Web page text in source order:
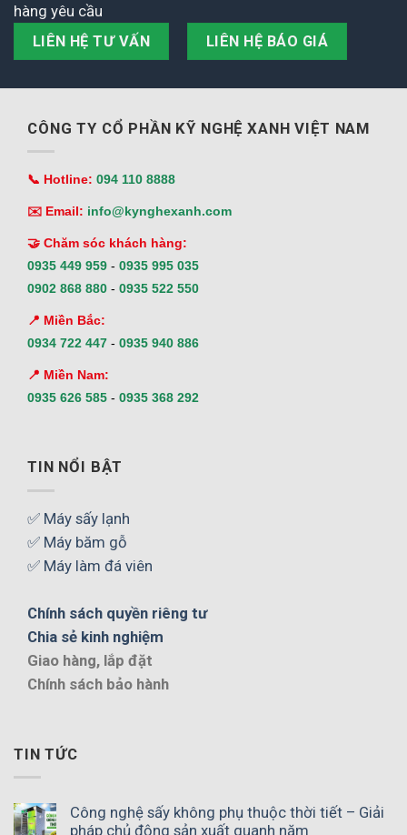
hàng yêu cầu
LIÊN HỆ TƯ VẤN LIÊN HỆ BÁO GIÁ
CÔNG TY CỔ PHẦN KỸ NGHỆ XANH VIỆT NAM
📞 Hotline: 094 110 8888
✉️ Email: info@kynghexanh.com
🤝 Chăm sóc khách hàng:
0935 449 959 - 0935 995 035
0902 868 880 - 0935 522 550
📍 Miền Bắc:
0934 722 447 - 0935 940 886
📍 Miền Nam:
0935 626 585 - 0935 368 292
TIN NỔI BẬT
✅ Máy sấy lạnh
✅ Máy băm gỗ
✅ Máy làm đá viên
Chính sách quyền riêng tư
Chia sẻ kinh nghiệm
Giao hàng, lắp đặt
Chính sách bảo hành
TIN TỨC
Công nghệ sấy không phụ thuộc thời tiết – Giải
pháp chủ động sản xuất quanh năm